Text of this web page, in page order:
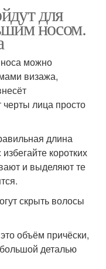
для
носом.
можно
визажа,
лица просто
длина
коротких
и выделяют те
скрыть волосы
объём причёски,
деталью